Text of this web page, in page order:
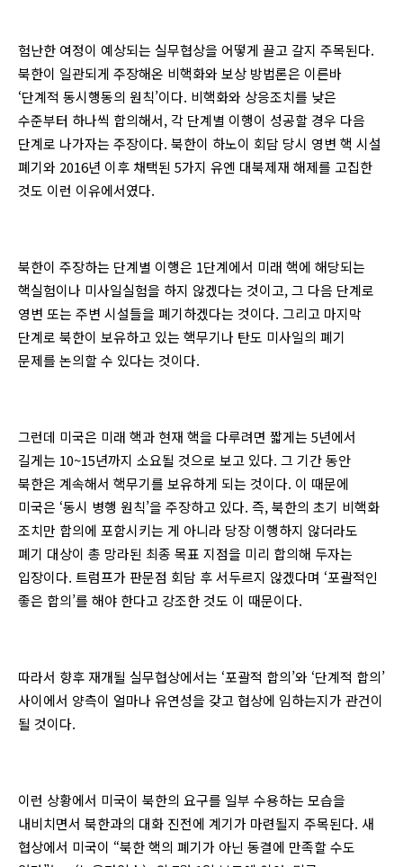
험난한 여정이 예상되는 실무협상을 어떻게 끌고 갈지 주목된다.
북한이 일관되게 주장해온 비핵화와 보상 방법론은 이른바
‘단계적 동시행동의 원칙’이다. 비핵화와 상응조치를 낮은
수준부터 하나씩 합의해서, 각 단계별 이행이 성공할 경우 다음
단계로 나가자는 주장이다. 북한이 하노이 회담 당시 영변 핵 시설
폐기와 2016년 이후 채택된 5가지 유엔 대북제재 해제를 고집한
것도 이런 이유에서였다.
북한이 주장하는 단계별 이행은 1단계에서 미래 핵에 해당되는
핵실험이나 미사일실험을 하지 않겠다는 것이고, 그 다음 단계로
영변 또는 주변 시설들을 폐기하겠다는 것이다. 그리고 마지막
단계로 북한이 보유하고 있는 핵무기나 탄도 미사일의 폐기
문제를 논의할 수 있다는 것이다.
그런데 미국은 미래 핵과 현재 핵을 다루려면 짧게는 5년에서
길게는 10~15년까지 소요될 것으로 보고 있다. 그 기간 동안
북한은 계속해서 핵무기를 보유하게 되는 것이다. 이 때문에
미국은 ‘동시 병행 원칙’을 주장하고 있다. 즉, 북한의 초기 비핵화
조치만 합의에 포함시키는 게 아니라 당장 이행하지 않더라도
폐기 대상이 총 망라된 최종 목표 지점을 미리 합의해 두자는
입장이다. 트럼프가 판문점 회담 후 서두르지 않겠다며 ‘포괄적인
좋은 합의’를 해야 한다고 강조한 것도 이 때문이다.
따라서 향후 재개될 실무협상에서는 ‘포괄적 합의’와 ‘단계적 합의’
사이에서 양측이 얼마나 유연성을 갖고 협상에 임하는지가 관건이
될 것이다.
이런 상황에서 미국이 북한의 요구를 일부 수용하는 모습을
내비치면서 북한과의 대화 진전에 계기가 마련될지 주목된다. 새
협상에서 미국이 “북한 핵의 폐기가 아닌 동결에 만족할 수도